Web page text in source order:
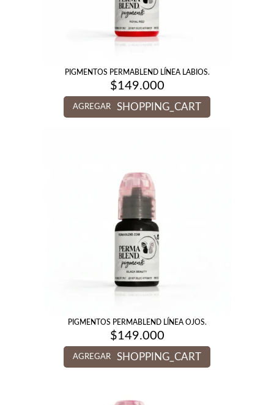
PIGMENTOS PERMABLEND LÍNEA LABIOS.
$149.000
AGREGAR SHOPPING_CART
PIGMENTOS PERMABLEND LÍNEA OJOS.
$149.000
AGREGAR SHOPPING_CART